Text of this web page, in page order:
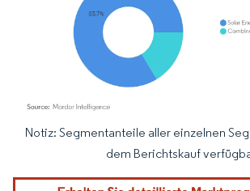
Bild © Mordor Intelligence. Wiederverwendung
Notiz: Segmentanteile aller einzelnen
dem Berichtskauf